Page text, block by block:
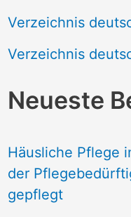
Verzeichnis
Verzeichnis
Neueste
Häusliche Pflege
der
gepflegt